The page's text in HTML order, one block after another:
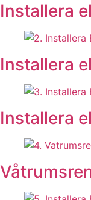
Installera
Installera
Installera